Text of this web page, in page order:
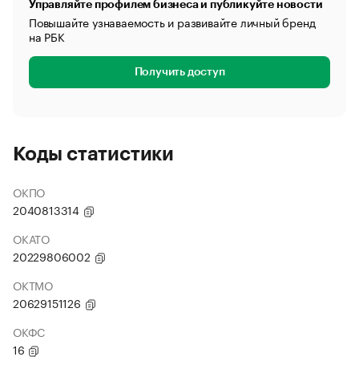
Управляйте профилем бизнеса и публикуйте новости
Повышайте узнаваемость и развивайте личный бренд
на РБК
Получить доступ
Коды статистики
ОКПО
2040813314
ОКАТО
20229806002
ОКТМО
20629151126
ОКФС
16